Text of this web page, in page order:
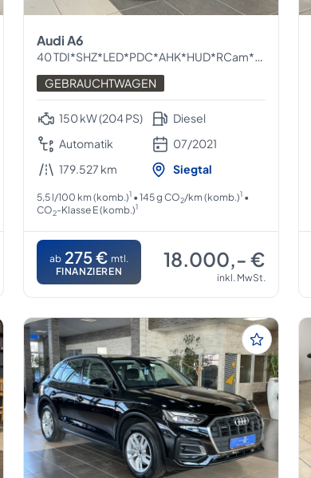
Audi A6
40 TDI*SHZ*LED*PDC*AHK*HUD*RCam*Navi*S-Tronic
GEBRAUCHTWAGEN
150 kW (204 PS)
Automatik
179.527 km
Diesel
07/2021
Siegtal
5,5 l/100 km (komb.)1• 145 g CO2/km (komb.)1•
CO2-Klasse E (komb.)1
ab 275 € mtl.
FINANZIEREN
18.000,- €
inkl. MwSt.